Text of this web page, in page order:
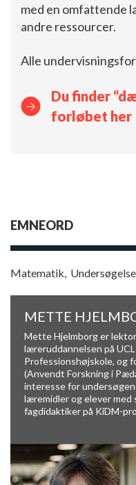
med en omfattende
andre ressourcer.
Alle
Du finder
forløbet her
EMNEORD
Matematik,
METTE
Mette Hjelmborg er
læreruddannelsen på
Professionshøjskole, og
(Anvendt Forskning i
interesse for
læremidler og elever
fagdidaktiker på KiDM-